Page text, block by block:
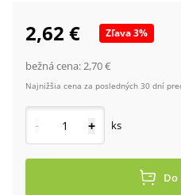
2,62 € Zľava3%
bežná cena:2,70 €
Najnižšia cena za posledných 30 dní
- + ks
Do